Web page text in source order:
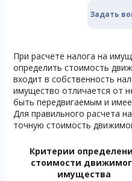
Задать
При расчете налога на
определить стоимость
входит в собственность
имущество отличается от
быть передвигаемым и
Для правильного расчета
точную стоимость
Критерии
стоимости
имущества